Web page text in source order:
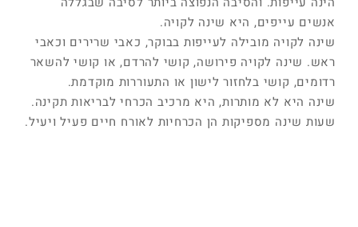
אנשים עייפים, היא שינה לקויה.
שינה לקויה מובילה לעייפות בבוקר, כאבי שרירים וכאבי
ראש. שינה לקויה פירושה, קושי להרדם, או קושי להשאר
רדומים, קושי בלחזור לישון או התעוררות מוקדמת.
שינה היא לא מותרות, היא מרכיב הכרחי לבריאות תקינה.
שעות שינה מספיקות הן הכרחיות לאורח חיים פעיל ויעיל.